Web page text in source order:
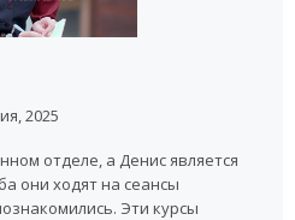
2025
отделе, а Денис является
они ходят на сеансы
Эти курсы